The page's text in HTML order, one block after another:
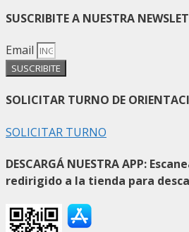
SUSCRIBITE A NUESTRA
Email
SUSCRIBITE
SOLICITAR TURNO DE
SOLICITAR TURNO
DESCARGÁ NUESTRA APP:
redirigido a la tienda para